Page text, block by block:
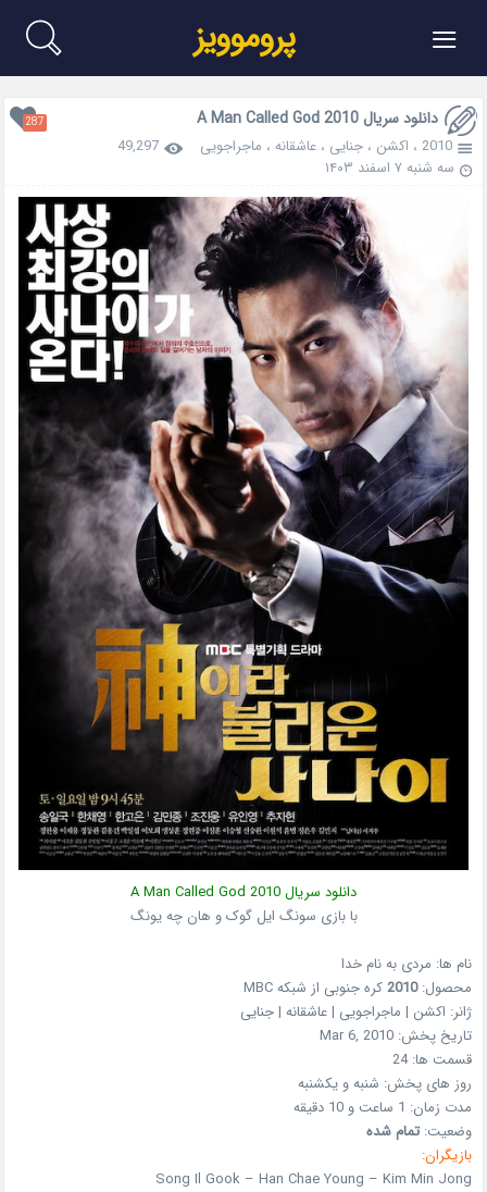
≡ پروموویز
دانلود سریال A Man Called God 2010 287
2010 ، اکشن ،جنایی ،عاشقانه ، ماجراجویی
49,297
سه شنبه ۷ اسفند ۱۴۰۳
دانلود سریال A Man Called God 2010
با بازی سونگ ایل گوک و هان چه یونگ
نام ها: مردی به نام خدا
محصول:2010 کره جنوبی از شبکهMBC
ژانر: اکشن | ماجراجویی | عاشقانه | جنایی
تاریخ پخش:Mar 6, 2010
قسمت ها:24
روز های پخش: شنبه و یکشنبه
مدت زمان: 1 ساعت و 10 دقیقه
وضعیت:تمام شده
بازیگران:
Song Il Gook – Han Chae Young – Kim Min Jong